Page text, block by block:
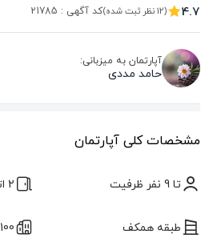
4.7 (12 نظر ثبت شده) کد آگهی : 21785
آپارتمان به میزبانی:
حامد مددی
مشخصات کلی آپارتمان
تا 9 نفر ظرفیت 2 اتاق خواب
طبقه همکف 100 متر زیربنا